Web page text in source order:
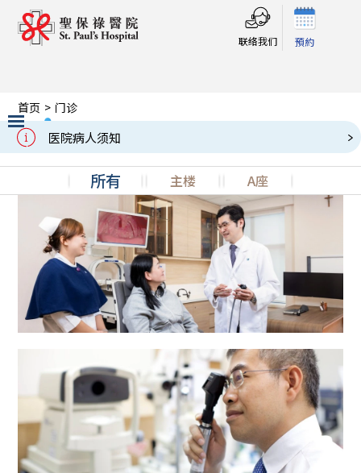
联络我们 預約
医院病人须知
Slide 2 of 3.
首页 > 门诊
门诊
所有 主楼 A座